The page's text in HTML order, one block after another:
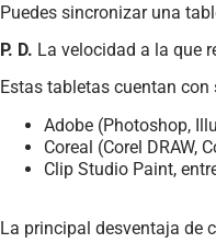
Puedes sincronizar una
P. D. La velocidad a la que
Estas tabletas cuentan
Adobe (Photoshop,
Coreal (Corel DRAW,
Clip Studio Paint,
La principal desventaja de